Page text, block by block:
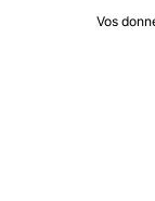
Vos